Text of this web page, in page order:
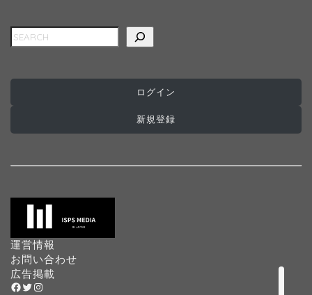
検索
ログイン
新規登録
運営情報
お問い合わせ
広告掲載
Facebook Twitter Instagram
ール